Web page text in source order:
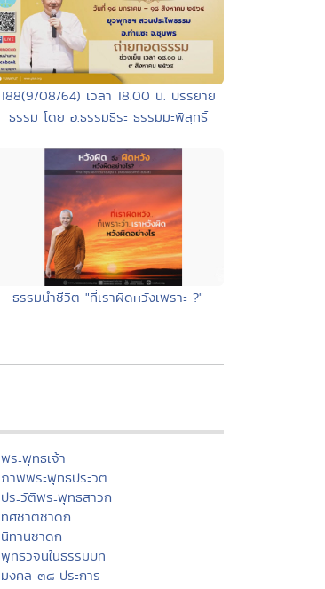
188(9/08/64) เวลา 18.00 น. บรรยาย
ธรรม โดย อ.ธรรมธีระ ธรรมมะพิสุทธิ์
ธรรมนำชีวิต "ที่เราผิดหวังเพราะ ?"
พระพุทธเจ้า
ภาพพระพุทธประวัติ
ประวัติพระพุทธสาวก
ทศชาติชาดก
นิทานชาดก
พุทธวจนในธรรมบท
มงคล ๓๘ ประการ